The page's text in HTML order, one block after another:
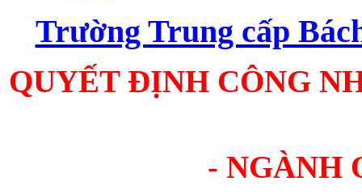
Trường Trung cấp
QUYẾT ĐỊNH CÔNG
- NGÀNH